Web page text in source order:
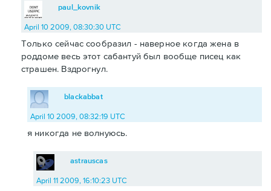
paul_kovnik
April 10 2009, 08:30:30 UTC
Только сейчас сообразил - наверное когда жена в
роддоме весь этот сабантуй был вообще писец как
страшен. Вздрогнул.
blackabbat
April 10 2009, 08:32:19 UTC
я никогда не волнуюсь.
astrauscas
April 11 2009, 16:10:23 UTC